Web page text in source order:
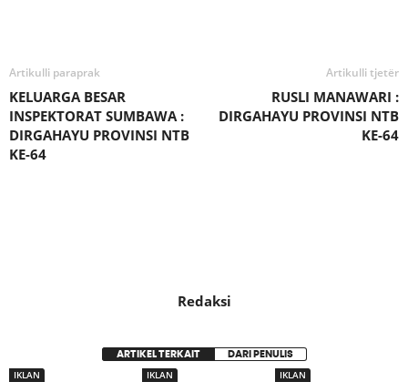
Artikulli paraprak
KELUARGA BESAR
INSPEKTORAT SUMBAWA :
DIRGAHAYU PROVINSI NTB
KE-64
Artikulli tjetër
RUSLI MANAWARI :
DIRGAHAYU PROVINSI NTB
KE-64
Redaksi
ARTIKEL TERKAIT DARI PENULIS
IKLAN IKLAN IKLAN